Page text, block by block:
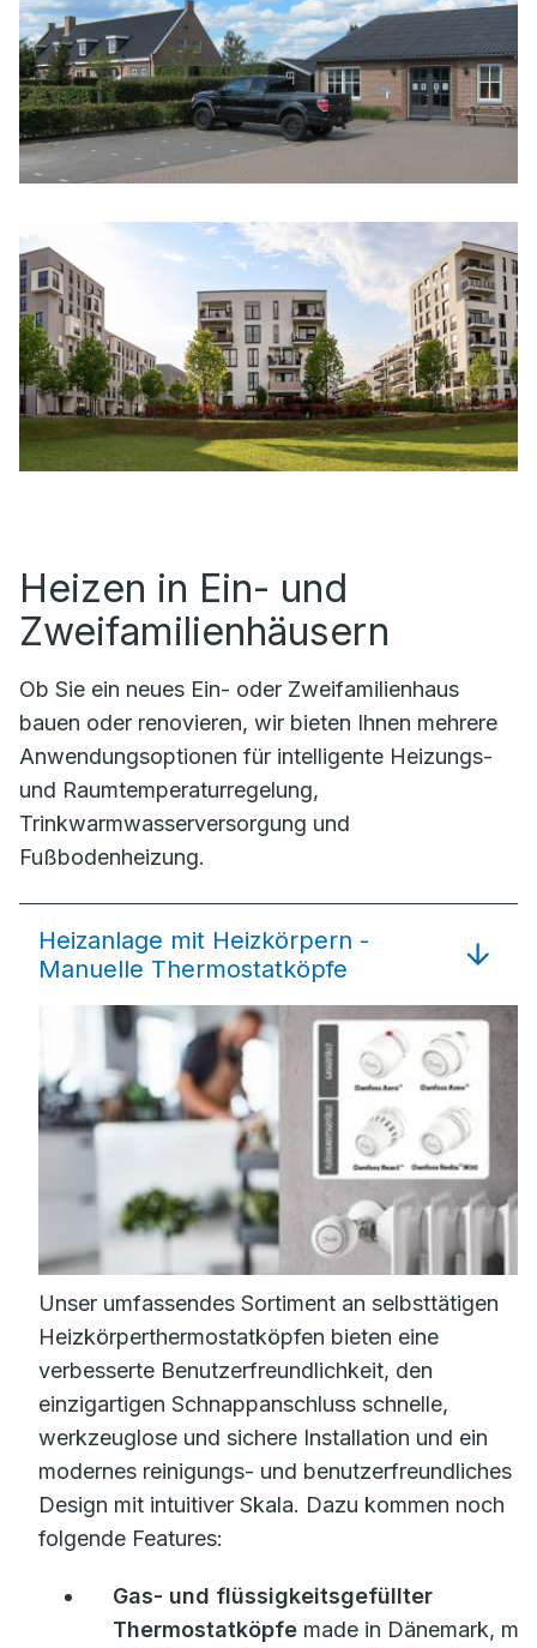
Heizen in Ein- und
Zweifamilienhäusern
Ob Sie ein neues Ein- oder Zweifamilienhaus
bauen oder renovieren, wir bieten Ihnen mehrere
Anwendungsoptionen für intelligente Heizungs-
und Raumtemperaturregelung,
Trinkwarmwasserversorgung und
Fußbodenheizung.
Heizanlage mit Heizkörpern -
Manuelle Thermostatköpfe
Unser umfassendes Sortiment an selbsttätigen
Heizkörperthermostatköpfen bieten eine
verbesserte Benutzerfreundlichkeit, den
einzigartigen Schnappanschluss schnelle,
werkzeuglose und sichere Installation und ein
modernes reinigungs- und benutzerfreundliches
Design mit intuitiver Skala. Dazu kommen noch
folgende Features:
Gas- und flüssigkeitsgefüllter
Thermostatköpfe made in Dänemark, mit